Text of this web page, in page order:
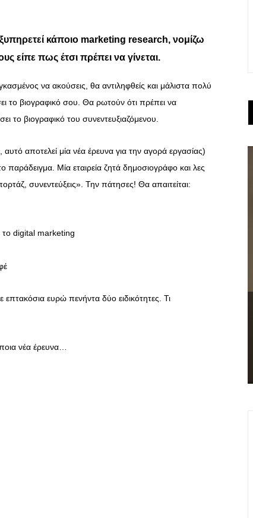
κάποιο marketing research, νομίζω
είπε πως έτσι πρέπει να γίνεται.
να ακούσεις, θα αντιληφθείς και μάλιστα πολύ
το βιογραφικό σου. Θα ρωτούν ότι πρέπει να
το βιογραφικό του συνεντευξιαζόμενου.
αποτελεί μία νέα έρευνα για την αγορά εργασίας)
Μία εταιρεία ζητά δημοσιογράφο και λες
συνεντεύξεις». Την πάτησες! Θα απαιτείται:
το digital marketing
ευρώ πενήντα δύο ειδικότητες. Τι
νέα έρευνα…